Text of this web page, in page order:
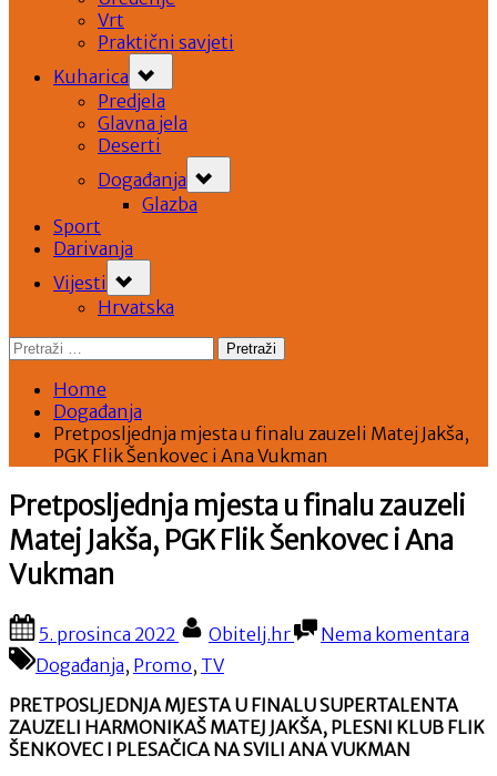
Vrt
Praktični savjeti
Kuharica
sub-
menu
Predjela
Glavna jela
Deserti
Događanja
sub-
menu
Glazba
Sport
Darivanja
Vijesti
sub-
menu
Hrvatska
Pretraži:
Home
Događanja
Pretposljednja mjesta u finalu zauzeli Matej Jakša,
PGK Flik Šenkovec i Ana Vukman
Pretposljednja mjesta u finalu zauzeli
Matej Jakša, PGK Flik Šenkovec i Ana
Vukman
Posted
on
5. prosinca 2022 By
Obitelj.hr Nema komentara
Događanja, Promo, TV
PRETPOSLJEDNJA MJESTA U FINALU SUPERTALENTA
ZAUZELI HARMONIKAŠ MATEJ JAKŠA, PLESNI KLUB FLIK
ŠENKOVEC I PLESAČICA NA SVILI ANA VUKMAN